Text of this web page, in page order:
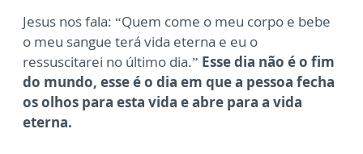
Jesus nos fala: “Quem come o meu corpo e bebe
o meu sangue terá vida eterna e eu o
ressuscitarei no último dia.” Esse dia não é o fim
do mundo, esse é o dia em que a pessoa fecha
os olhos para esta vida e abre para a vida
eterna.